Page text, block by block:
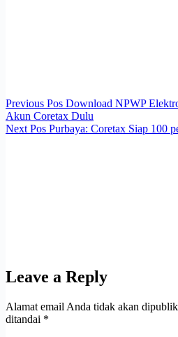
Previous Pos Download NPWP
Akun Coretax Dulu
Next Pos Purbaya: Coretax Siap 100
Leave a Reply
Alamat email Anda tidak akan
ditandai *